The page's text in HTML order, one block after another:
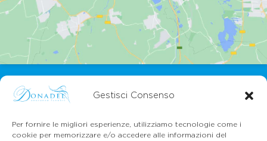
Gestisci Consenso
Per fornire le migliori esperienze, utilizziamo tecnologie come i
cookie per memorizzare e/o accedere alle informazioni del